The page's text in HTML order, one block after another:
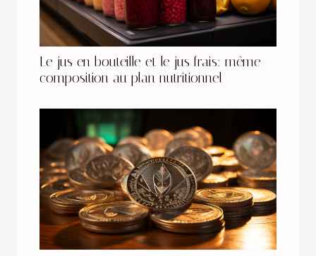
Le jus en bouteille et le jus frais: même
composition au plan nutritionnel